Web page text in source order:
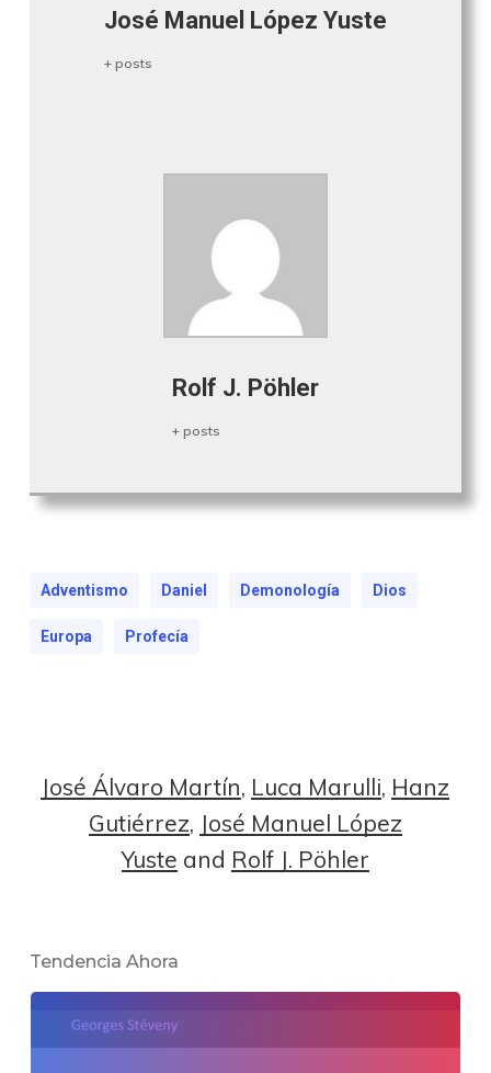
José Manuel López Yuste
+ posts
Rolf J. Pöhler
+ posts
Adventismo Daniel Demonología Dios
Europa Profecía
José Álvaro Martín, Luca Marulli, Hanz
Gutiérrez, José Manuel López
Yuste and Rolf J. Pöhler
Tendencia Ahora